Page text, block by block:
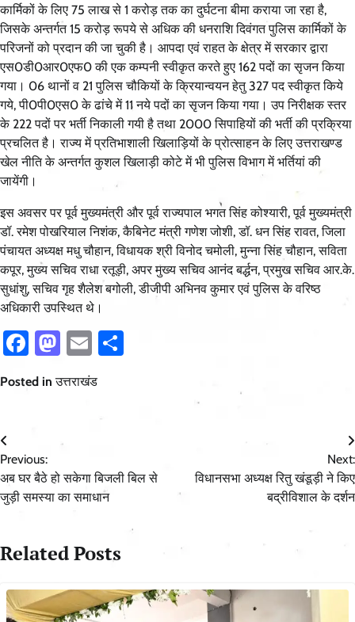
कार्मिकों के लिए 75 लाख से 1 करोड़ तक का दुर्घटना बीमा कराया जा रहा है,
जिसके अन्तर्गत 15 करोड़ रूपये से अधिक की धनराशि दिवंगत पुलिस कार्मिकों के
परिजनों को प्रदान की जा चुकी है। आपदा एवं राहत के क्षेत्र में सरकार द्वारा
एस0डी0आर0एफ0 की एक कम्पनी स्वीकृत करते हुए 162 पदों का सृजन किया
गया। 06 थानों व 21 पुलिस चौकियों के क्रियान्वयन हेतु 327 पद स्वीकृत किये
गये, पी0पी0एस0 के ढांचे में 11 नये पदों का सृजन किया गया। उप निरीक्षक स्तर
के 222 पदों पर भर्ती निकाली गयी है तथा 2000 सिपाहियों की भर्ती की प्रक्रिया
प्रचलित है। राज्य में प्रतिभाशाली खिलाड़ियों के प्रोत्साहन के लिए उत्तराखण्ड
खेल नीति के अन्तर्गत कुशल खिलाड़ी कोटे में भी पुलिस विभाग में भर्तियां की
जायेंगी।
इस अवसर पर पूर्व मुख्यमंत्री और पूर्व राज्यपाल भगत सिंह कोश्यारी, पूर्व मुख्यमंत्री
डॉ. रमेश पोखरियाल निशंक, कैबिनेट मंत्री गणेश जोशी, डॉ. धन सिंह रावत, जिला
पंचायत अध्यक्ष मधु चौहान, विधायक श्री विनोद चमोली, मुन्ना सिंह चौहान, सविता
कपूर, मुख्य सचिव राधा रतूड़ी, अपर मुख्य सचिव आनंद बर्द्धन, प्रमुख सचिव आर.के.
सुधांशु, सचिव गृह शैलेश बगोली, डीजीपी अभिनव कुमार एवं पुलिस के वरिष्ठ
अधिकारी उपस्थित थे।
Facebook
Mastodon
Email
Posted inउत्तराखंड
Post
navigation
Previous:
अब घर बैठे हो सकेगा बिजली बिल से
जुड़ी समस्या का समाधान
Next:
विधानसभा अध्यक्ष रितु खंडूड़ी ने किए
बद्रीविशाल के दर्शन
Related Posts